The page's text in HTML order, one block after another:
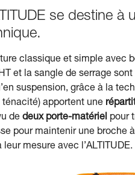
se destine à
classique et simple avec
et la sangle de serrage
suspension, grâce à la
apportent une
de deux porte-matériel pour
pour maintenir une broche
mesure avec l’ALTITUDE.